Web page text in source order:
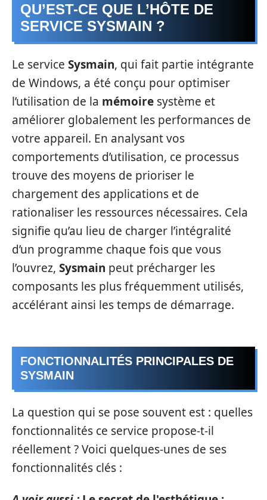
QU’EST-CE QUE L’HÔTE DE
SERVICE SYSMAIN ?
Le service Sysmain, qui fait partie intégrante
de Windows, a été conçu pour optimiser
l’utilisation de la mémoire système et
améliorer globalement les performances de
votre appareil. En analysant vos
comportements d’utilisation, ce processus
trouve des moyens de prioriser le
chargement des applications et de
rationaliser les ressources nécessaires. Cela
signifie qu’au lieu de charger l’intégralité
d’un programme chaque fois que vous
l’ouvrez, Sysmain peut précharger les
composants les plus fréquemment utilisés,
accélérant ainsi les temps de démarrage.
FONCTIONNALITÉS PRINCIPALES DE
SYSMAIN
La question qui se pose souvent est : quelles
fonctionnalités ce service propose-t-il
réellement ? Voici quelques-unes de ses
fonctionnalités clés :